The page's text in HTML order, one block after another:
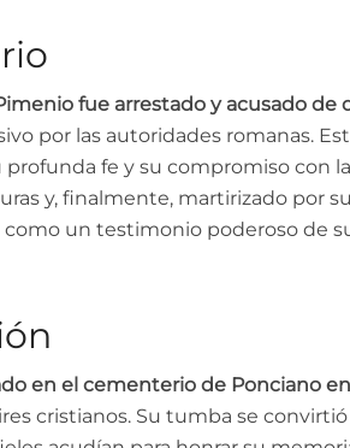
fue arrestado y acusado de
por las autoridades romanas.
profunda fe y su compromiso con
y, finalmente, martirizado por
un testimonio poderoso de
en el cementerio de Ponciano
cristianos. Su tumba se